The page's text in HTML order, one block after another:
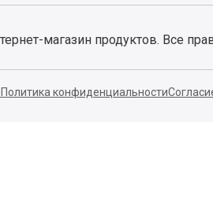
магазин продуктов. Все
Политика конфиденциальности